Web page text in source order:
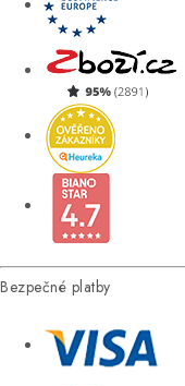
Bezpečné platby